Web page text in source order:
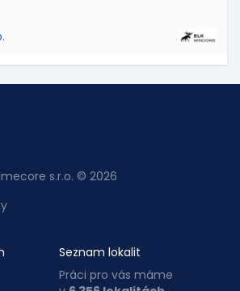
s.r.o. © 2026
Seznam lokalit
Práci pro vás máme